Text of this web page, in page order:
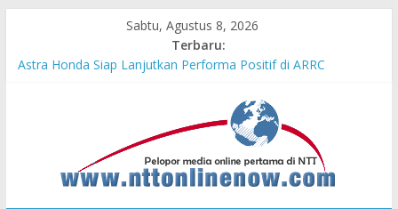
Sabtu, Agustus 8, 2026
Terbaru:
Teras Bank Indonesia Hadir di Belu, Bupati Willy : Terima Kasih
BI Atas Kepeduliannya Tingkatkan Budaya Literasi
Dukung Ketahanan Pangan Lokal, PLN Kupang Pasok Listrik
Industri Penyimpanan Ayam Beku, Jelang Peringatan HUT RI
Komisaris Independen Pertamina Patra Niaga Terpikat Produk